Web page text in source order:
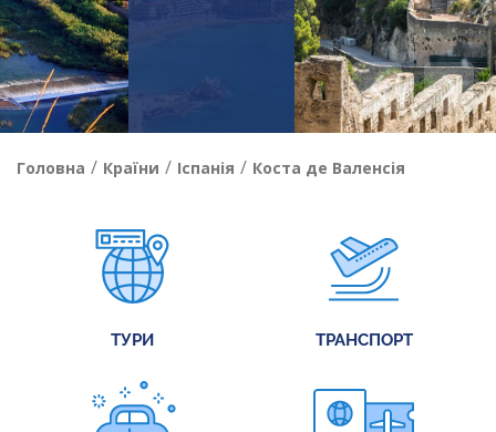
Головна / Країни / Іспанія / Коста де Валенсія
ТУРИ ТРАНСПОРТ